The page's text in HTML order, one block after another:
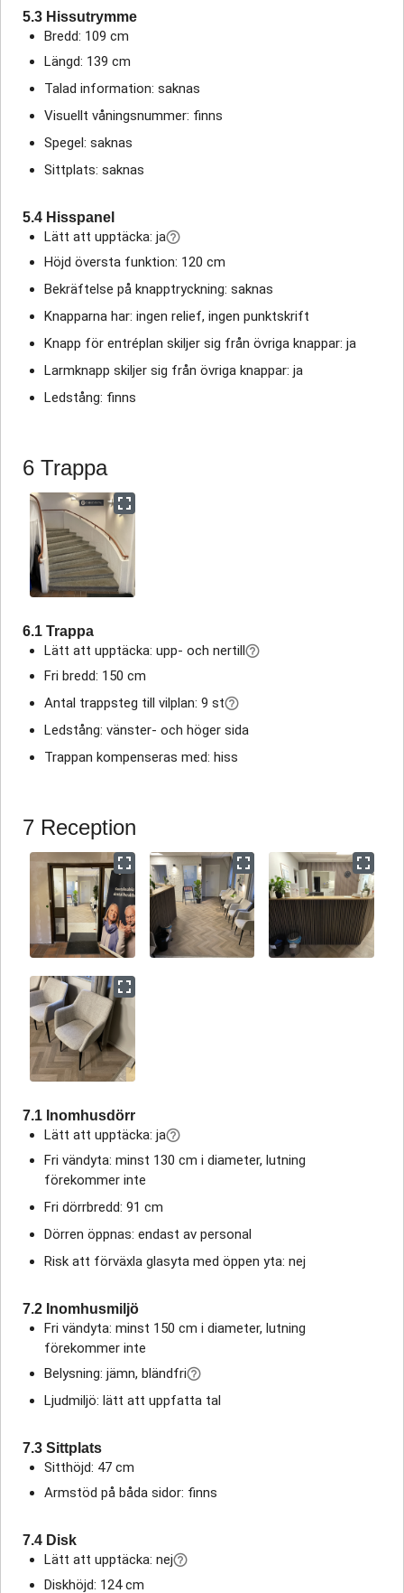
5.3 Hissutrymme
Bredd: 109 cm
Längd: 139 cm
Talad information: saknas
Visuellt våningsnummer: finns
Spegel: saknas
Sittplats: saknas
5.4 Hisspanel
Lätt att upptäcka: ja
Höjd översta funktion: 120 cm
Bekräftelse på knapptryckning: saknas
Knapparna har: ingen relief, ingen punktskrift
Knapp för entréplan skiljer sig från övriga knappar: ja
Larmknapp skiljer sig från övriga knappar: ja
Ledstång: finns
6 Trappa
6.1 Trappa
Lätt att upptäcka: upp- och nertill
Fri bredd: 150 cm
Antal trappsteg till vilplan: 9 st
Ledstång: vänster- och höger sida
Trappan kompenseras med: hiss
7 Reception
7.1 Inomhusdörr
Lätt att upptäcka: ja
Fri vändyta: minst 130 cm i diameter, lutning
förekommer inte
Fri dörrbredd: 91 cm
Dörren öppnas: endast av personal
Risk att förväxla glasyta med öppen yta: nej
7.2 Inomhusmiljö
Fri vändyta: minst 150 cm i diameter, lutning
förekommer inte
Belysning: jämn, bländfri
Ljudmiljö: lätt att uppfatta tal
7.3 Sittplats
Sitthöjd: 47 cm
Armstöd på båda sidor: finns
7.4 Disk
Lätt att upptäcka: nej
Diskhöjd: 124 cm